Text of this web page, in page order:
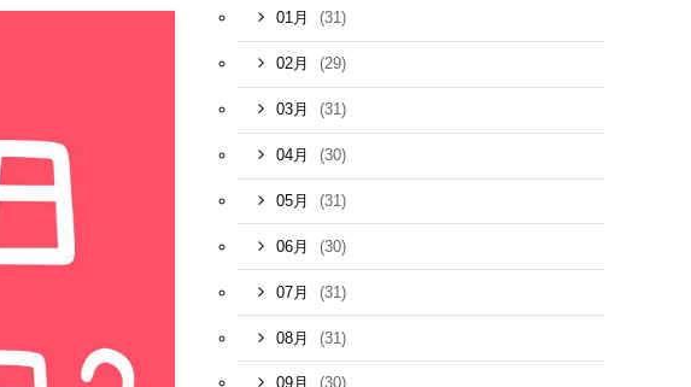
01月 (31)
02月 (29)
03月 (31)
04月 (30)
05月 (31)
06月 (30)
07月 (31)
08月 (31)
(30)